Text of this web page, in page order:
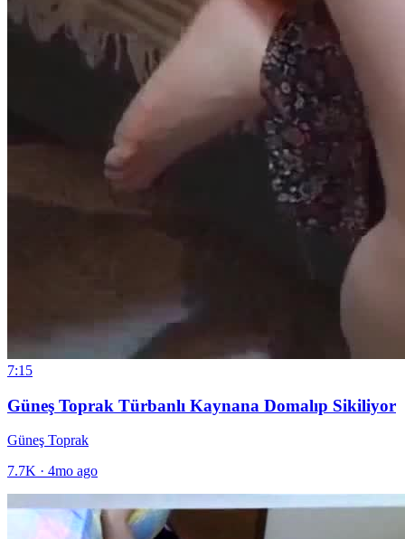
7:15
Güneş Toprak Türbanlı Kaynana Domalıp Sikiliyor
Güneş Toprak
7.7K · 4mo ago